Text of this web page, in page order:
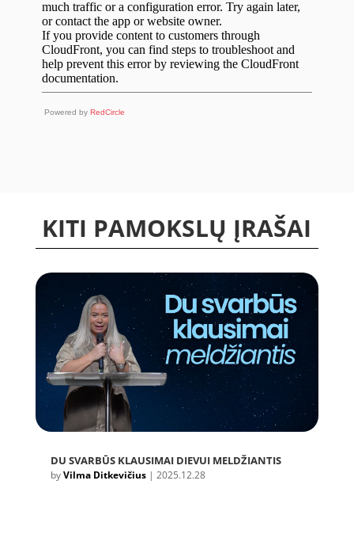
Powered by RedCircle
KITI PAMOKSLŲ ĮRAŠAI
DU SVARBŪS KLAUSIMAI DIEVUI MELDŽIANTIS
byVilma Ditkevičius| 2025.12.28